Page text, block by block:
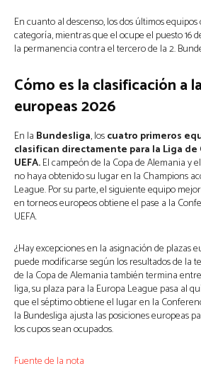
En cuanto al descenso, los dos últimos
categoría, mientras que el ocupe el puesto 16
la permanencia contra el tercero de la 2.
Cómo es la clasificación a
europeas 2026
En la Bundesliga, loscuatro primeros
clasifican directamente para la Liga de
UEFA.El campeón de la Copa de Alemania y
no haya obtenido su lugar en la Champions
League. Por su parte, el siguiente equipo
en torneos europeos obtiene el pase a la
UEFA.
¿Hay excepciones en la asignación de plazas
puede modificarse según los resultados de la
de la Copa de Alemania también termina
liga, su plaza para la Europa League pasa al
que el séptimo obtiene el lugar en la
la Bundesliga ajusta las posiciones europeas
los cupos sean ocupados.
Fuente de la nota